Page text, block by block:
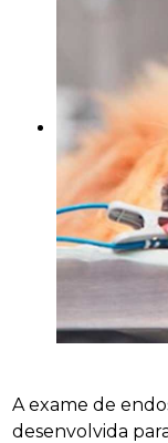
A exame de
desenvolvida